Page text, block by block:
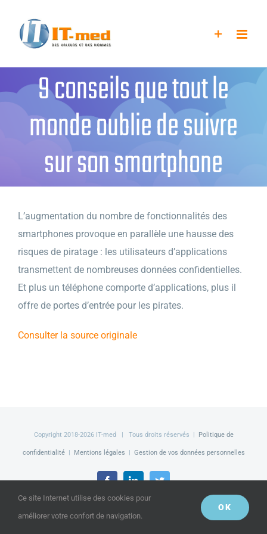
contenu
9 conseils que tout le
monde oublie de suivre
sur son smartphone
L’augmentation du nombre de fonctionnalités des
smartphones provoque en parallèle une hausse des
risques de piratage : les utilisateurs d’applications
transmettent de nombreuses données confidentielles.
Et plus un téléphone comporte d’applications, plus il
offre de portes d’entrée pour les pirates.
Consulter la source originale
Copyright 2018-2026 IT-med | Tous droits réservés | Politique de
confidentialité| Mentions légales | Gestion de vos données personnelles
FacebookLinkedInTwitter
Ce site Internet utilise des cookies pour
améliorer votre confort de navigation.
OK